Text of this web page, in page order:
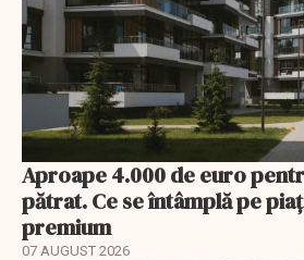
Aproape 4.000 de euro
pătrat. Ce se întâmplă pe
premium
07 AUGUST 2026